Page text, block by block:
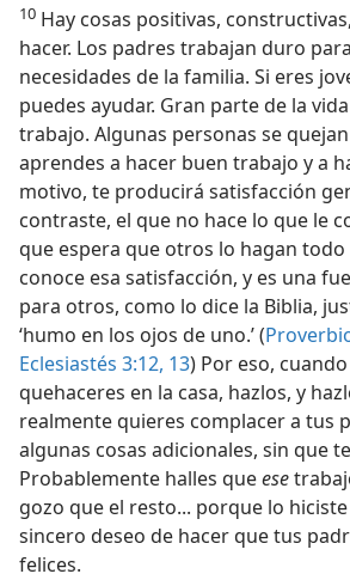
10 Hay cosas positivas,
hacer. Los padres trabajan duro
necesidades de la familia. Si eres
puedes ayudar. Gran parte de la
trabajo. Algunas personas se
aprendes a hacer buen trabajo y a
motivo, te producirá satisfacción
contraste, el que no hace lo que le
que espera que otros lo hagan todo
conoce esa satisfacción, y es una
para otros, como lo dice la Biblia,
‘humo en los ojos de uno.’ (
Eclesiastés 3:12, 13) Por eso,
quehaceres en la casa, hazlos, y
realmente quieres complacer a tus
algunas cosas adicionales, sin que
Probablemente halles queese
gozo que el resto... porque lo
sincero deseo de hacer que tus
felices.